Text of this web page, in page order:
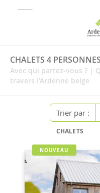
CHALETS 4
Avec qui partez-vous ? |
travers l'Ardenne belge
Trier par :
CHALETS